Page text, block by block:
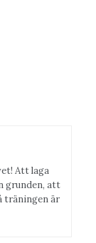
Att laga
grunden, att
träningen är